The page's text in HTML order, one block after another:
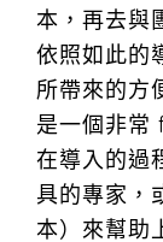
本，再去與
依照如此的
所帶來的
是一個非常
在導入的過
具的專家，
本）來幫助